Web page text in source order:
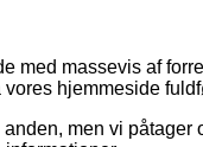
med massevis af
hjemmeside
men vi påtager